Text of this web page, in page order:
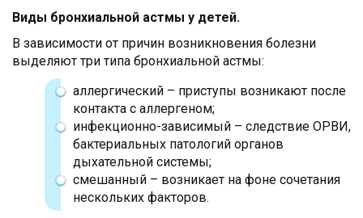
Виды бронхиальной астмы у детей.
В зависимости от причин возникновения болезни
выделяют три типа бронхиальной астмы:
аллергический – приступы возникают после
контакта с аллергеном;
инфекционно-зависимый – следствие ОРВИ,
бактериальных патологий органов
дыхательной системы;
смешанный – возникает на фоне сочетания
нескольких факторов.